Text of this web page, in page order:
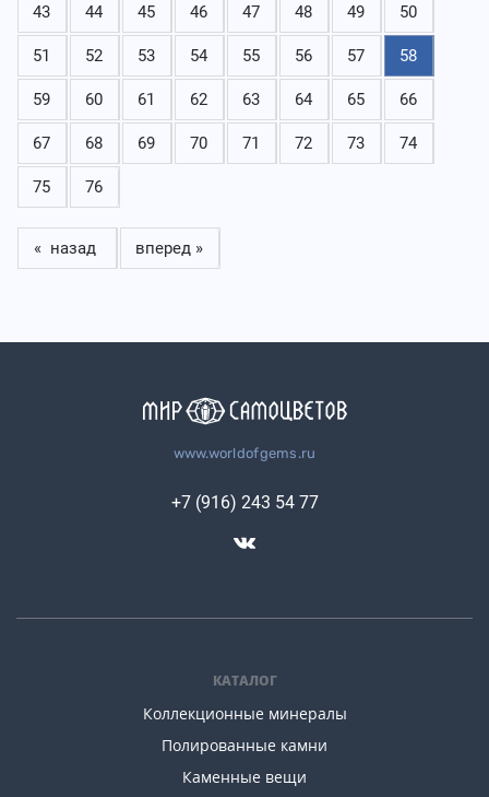
43 44 45 46 47 48 49 50
51 52 53 54 55 56 57 58
59 60 61 62 63 64 65 66
67 68 69 70 71 72 73 74
75 76
« назад вперед »
www.worldofgems.ru
КАТАЛОГ
Коллекционные минералы
Полированные камни
Каменные вещи
+7 (916) 243 54 77